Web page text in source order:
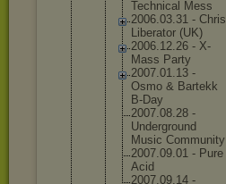
Technica l Mess
2006.03.31 - Chris
Liberator (UK)
2006.12.26 - X-
Mass Party
2007.01.13 -
Osmo & Bartekk
B-Day
2007.08.28 -
Underground
Music Community
2007.09.01 - Pure
Acid
2007.09.14 -